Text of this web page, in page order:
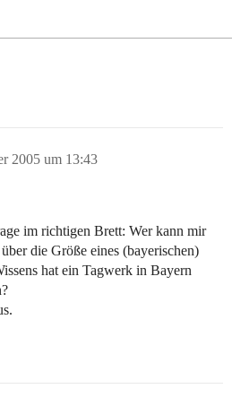
2005 um 13:43
im richtigen Brett: Wer kann mir
die Größe eines (bayerischen)
hat ein Tagwerk in Bayern